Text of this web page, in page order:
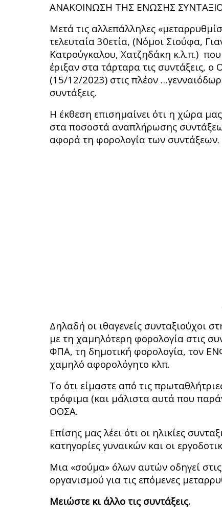
ΑΝΑΚΟΙΝΩΣΗ ΤΗΣ ΕΝΩΣΗΣ
Μετά τις αλλεπάλληλες
τελευταία 30ετία, (Νόμοι Σιούφα,
Κατρούγκαλου, Χατζηδάκη κ.λ.π.)
έριξαν στα τάρταρα τις συντάξεις,
(15/12/2023) στις πλέον
συντάξεις.
Η έκθεση επισημαίνει ότι η χώρα
στα ποσοστά αναπλήρωσης
αφορά τη φορολογία των συντάξεων.
Δηλαδή οι ιθαγενείς συνταξιούχοι
με τη χαμηλότερη φορολογία στις
ΦΠΑ, τη δημοτική φορολογία, τον
χαμηλό αφορολόγητο κλπ.
Το ότι είμαστε από τις
τρόφιμα (και μάλιστα αυτά που
ΟΟΣΑ.
Επίσης μας λέει ότι οι ηλικίες
κατηγορίες γυναικών και οι
Μια «σούμα» όλων αυτών οδηγεί στις
οργανισμού για τις επόμενες
Μειώστε κι άλλο τις συντάξεις.